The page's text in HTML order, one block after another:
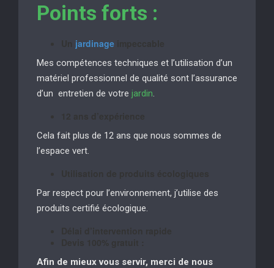
Points forts :
jardinage
Mes compétences techniques et l’utilisation d’un
matériel professionnel de qualité sont l’assurance
d’un entretien de votre jardin.
Cela fait plus de 12 ans que nous sommes de
l’espace vert.
Par respect pour l’environnement, j’utilise des
produits certifié écologique.
Afin de mieux vous servir, merci de nous